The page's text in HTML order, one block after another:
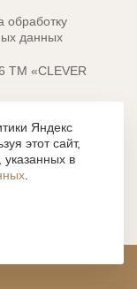
обработку
данных
ТМ «CLEVER
MACHAON
на сайте
текстом,
т.д., являются
которых, без
без активной
Яндекс
этот сайт,
указанных в